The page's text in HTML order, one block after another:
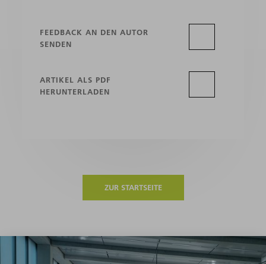
FEEDBACK AN DEN AUTOR
SENDEN
ARTIKEL ALS PDF
HERUNTERLADEN
ZUR STARTSEITE